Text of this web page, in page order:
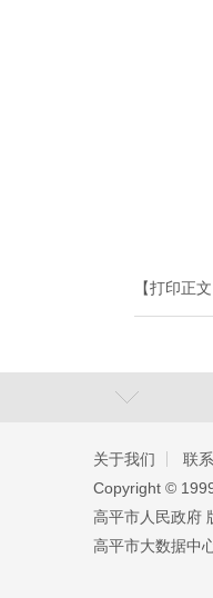
【打印正
关于我们
联
Copyright ©️
高平市人民政府
高平市大数据